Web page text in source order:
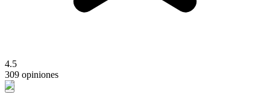
4.5
309 opiniones